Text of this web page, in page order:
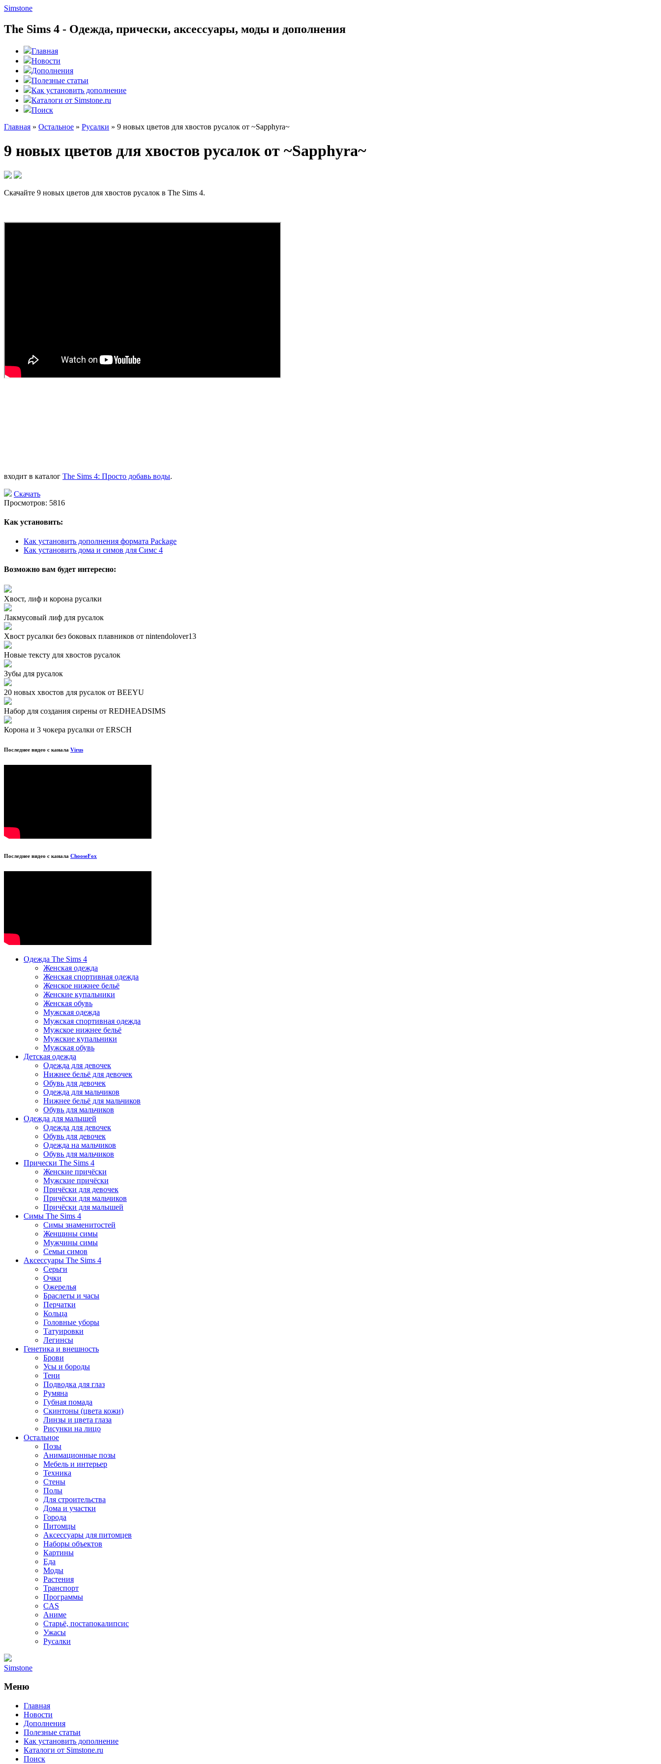
Simstone
The Sims 4 - Одежда, прически, аксессуары, моды и дополнения
Главная
Новости
Дополнения
Полезные статьи
Как установить дополнение
Каталоги от Simstone.ru
Поиск
Главная » Остальное » Русалки » 9 новых цветов для хвостов русалок от ~Sapphyra~
9 новых цветов для хвостов русалок от ~Sapphyra~
Скачайте 9 новых цветов для хвостов русалок в The Sims 4.
входит в каталог The Sims 4: Просто добавь воды.
Скачать
Просмотров: 5816
Как установить:
Как установить дополнения формата Package
Как установить дома и симов для Симс 4
Возможно вам будет интересно:
Хвост, лиф и корона русалки
Лакмусовый лиф для русалок
Хвост русалки без боковых плавников от nintendolover13
Новые тексту для хвостов русалок
Зубы для русалок
20 новых хвостов для русалок от BEEYU
Набор для создания сирены от REDHEADSIMS
Корона и 3 чокера русалки от ERSCH
Последнее видео с канала Virus
Последнее видео с канала ChooseFox
Одежда The Sims 4
Женская одежда
Женская спортивная одежда
Женское нижнее бельё
Женские купальники
Женская обувь
Мужская одежда
Мужская спортивная одежда
Мужское нижнее бельё
Мужские купальники
Мужская обувь
Детская одежда
Одежда для девочек
Нижнее бельё для девочек
Обувь для девочек
Одежда для мальчиков
Нижнее бельё для мальчиков
Обувь для мальчиков
Одежда для малышей
Одежда для девочек
Обувь для девочек
Одежда на мальчиков
Обувь для мальчиков
Прически The Sims 4
Женские причёски
Мужские причёски
Причёски для девочек
Причёски для мальчиков
Причёски для малышей
Симы The Sims 4
Симы знаменитостей
Женщины симы
Мужчины симы
Семьи симов
Аксессуары The Sims 4
Серьги
Очки
Ожерелья
Браслеты и часы
Перчатки
Кольца
Головные уборы
Татуировки
Легинсы
Генетика и внешность
Брови
Усы и бороды
Тени
Подводка для глаз
Румяна
Губная помада
Скинтоны (цвета кожи)
Линзы и цвета глаза
Рисунки на лицо
Остальное
Позы
Анимационные позы
Мебель и интерьер
Техника
Стены
Полы
Для строительства
Дома и участки
Города
Питомцы
Аксессуары для питомцев
Наборы объектов
Картины
Еда
Моды
Растения
Транспорт
Программы
CAS
Аниме
Старьё, постапокалипсис
Ужасы
Русалки
Simstone
Меню
Главная
Новости
Дополнения
Полезные статьи
Как установить дополнение
Каталоги от Simstone.ru
Поиск